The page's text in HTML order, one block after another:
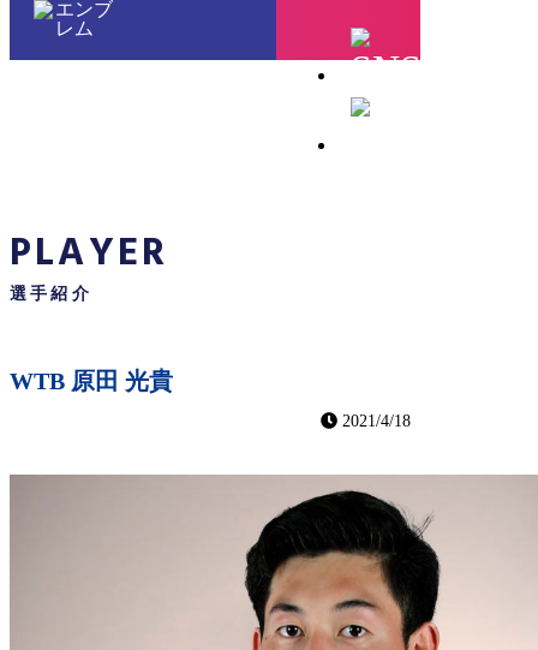
PLAYER
選手紹介
WTB 原田 光貴
2021/4/18